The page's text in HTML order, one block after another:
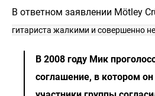
В ответном заявлении Mötley
гитариста жалкими и совершенно
В 2008 году Мик
соглашение, в котором